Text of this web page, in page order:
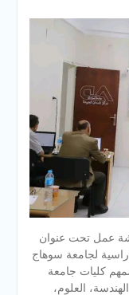
عمل تحت عنوان
لجامعة سوهاج
تضمهم كليات جامعة
الطب، الهندسة، العلوم،